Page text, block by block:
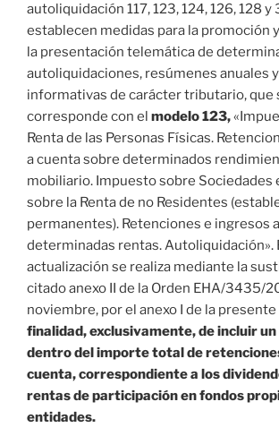
autoliquidación 117, 123, 124, 126, 128 y
establecen medidas para la promoción
la presentación telemática de
autoliquidaciones, resúmenes anuales
informativas de carácter tributario, que
corresponde con el modelo 123,
Renta de las Personas Físicas.
a cuenta sobre determinados
mobiliario. Impuesto sobre Sociedades
sobre la Renta de no Residentes
permanentes). Retenciones e ingresos
determinadas rentas. Autoliquidación».
actualización se realiza mediante la
citado anexo II de la Orden EHA/3435/
noviembre, por el anexo I de la
finalidad, exclusivamente, de incluir
dentro del importe total de
cuenta, correspondiente a los
rentas de participación en fondos
entidades.